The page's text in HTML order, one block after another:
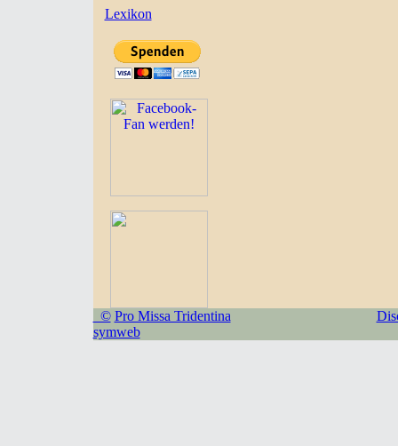
Lexikon
© Pro Missa Tridentina
symweb